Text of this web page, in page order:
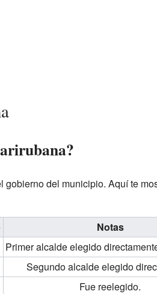
del municipio. Aquí te
Notas
Primer alcalde elegido
Segundo alcalde elegido
Fue reelegido.